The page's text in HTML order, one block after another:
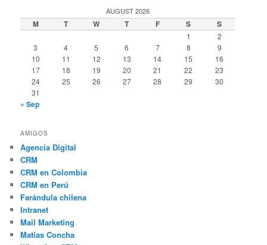
AUGUST 2026
M T W T F S S
1
2
3
4 5 6 7 8
9
10
11 12 13 14 15
16
17
18 19 20 21 22
23
24
25 26 27 28 29
30
31
« Sep
AMIGOS
Agencia Digital
CRM
CRM en Colombia
CRM en Perú
Farándula chilena
Intranet
Mail Marketing
Matias Concha